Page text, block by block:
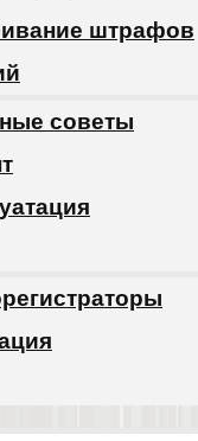
штрафов
советы